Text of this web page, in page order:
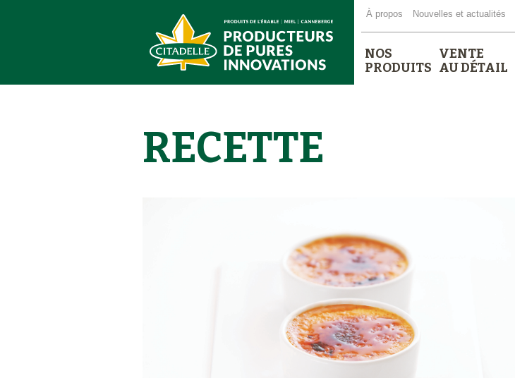
À propos Nouvelles et actualités
NOS
PRODUITS
VENTE
AU DÉTAIL
RECETTE